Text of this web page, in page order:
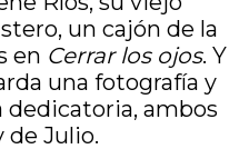
un cajón de la
en Cerrar los ojos. Y
una fotografía y
ambos
de Julio.